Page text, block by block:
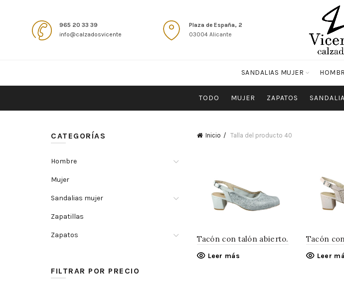
965 20 33 39
info@calzadosvicente
Plaza de España, 2
03004 Alicante
SANDALIAS MUJER
TODO MUJER ZAPATOS
Inicio Talla del producto 40
Tacón con talón abierto.
Leer más
Tacón
Leer
CATEGORÍAS
Hombre
Mujer
Sandalias mujer
Zapatillas
Zapatos
FILTRAR POR PRECIO